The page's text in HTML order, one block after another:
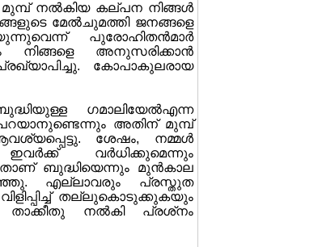
മുമ്പ് നല്‍കിയ കല്പന നിങ്ങള്‍
മേല്‍ചുമത്തി ജനങ്ങളെ
പുരോഹിതന്‍മാര്‍
നിങ്ങളെ അനുസരിക്കാന്‍
കോപാകുലരായ
ഗമാലിയേല്‍എന്ന
അതിന് മുമ്പ്
ശേഷം, നമ്മള്‍
ഇവര്‍ക്ക് വര്‍ധിക്കുമെന്നും
ബുദ്ധിയെന്നും മുന്‍കാല
എല്ലാവരും പ്രസ്തുത
തല്ലുകൊടുക്കുകയും
താക്കീതു നല്‍കി പ്രശ്‌നം